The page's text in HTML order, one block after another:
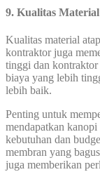
9. Kualitas Material
Kualitas material
kontraktor juga
tinggi dan kontraktor
biaya yang lebih
lebih baik.
Penting untuk
mendapatkan kanopi
kebutuhan dan
membran yang
juga memberikan